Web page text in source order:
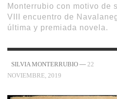
Monterrubio con motivo de
VIII encuentro de
última y premiada novela.
SILVIA MONTERRUBIO — 22
NOVIEMBRE, 2019